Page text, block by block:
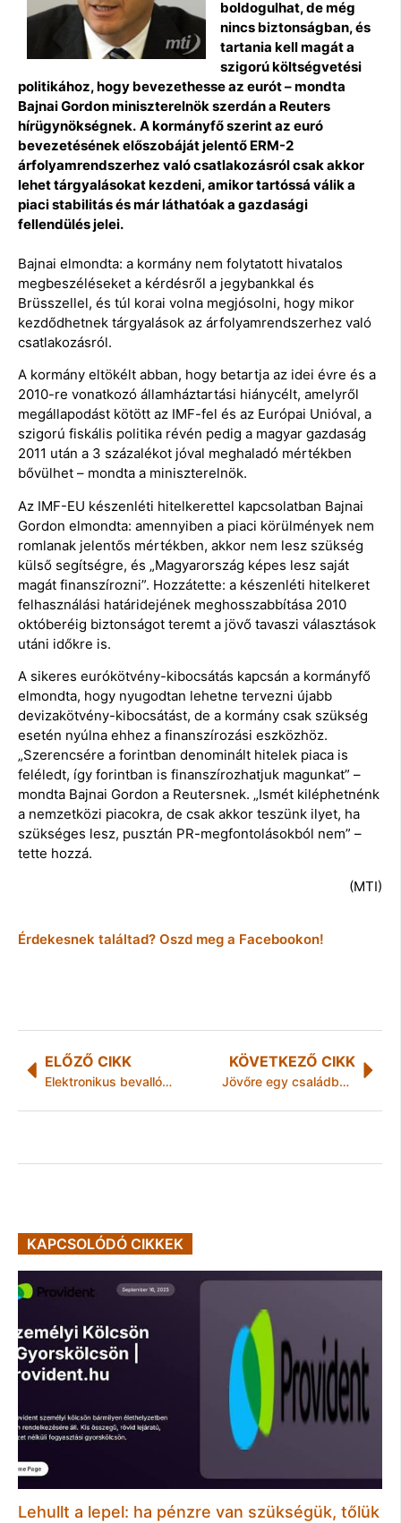
boldogulhat, de még
nincs biztonságban, és
tartania kell magát a
szigorú költségvetési
politikához, hogy bevezethesse az eurót – mondta
Bajnai Gordon miniszterelnök szerdán a Reuters
hírügynökségnek. A kormányfő szerint az euró
bevezetésének előszobáját jelentő ERM-2
árfolyamrendszerhez való csatlakozásról csak akkor
lehet tárgyalásokat kezdeni, amikor tartóssá válik a
piaci stabilitás és már láthatóak a gazdasági
fellendülés jelei.
Bajnai elmondta: a kormány nem folytatott hivatalos
megbeszéléseket a kérdésről a jegybankkal és
Brüsszellel, és túl korai volna megjósolni, hogy mikor
kezdődhetnek tárgyalások az árfolyamrendszerhez való
csatlakozásról.
A kormány eltökélt abban, hogy betartja az idei évre és a
2010-re vonatkozó államháztartási hiánycélt, amelyről
megállapodást kötött az IMF-fel és az Európai Unióval, a
szigorú fiskális politika révén pedig a magyar gazdaság
2011 után a 3 százalékot jóval meghaladó mértékben
bővülhet – mondta a miniszterelnök.
Az IMF-EU készenléti hitelkerettel kapcsolatban Bajnai
Gordon elmondta: amennyiben a piaci körülmények nem
romlanak jelentős mértékben, akkor nem lesz szükség
külső segítségre, és „Magyarország képes lesz saját
magát finanszírozni”. Hozzátette: a készenléti hitelkeret
felhasználási határidejének meghosszabbítása 2010
októberéig biztonságot teremt a jövő tavaszi választások
utáni időkre is.
A sikeres eurókötvény-kibocsátás kapcsán a kormányfő
elmondta, hogy nyugodtan lehetne tervezni újabb
devizakötvény-kibocsátást, de a kormány csak szükség
esetén nyúlna ehhez a finanszírozási eszközhöz.
„Szerencsére a forintban denominált hitelek piaca is
feléledt, így forintban is finanszírozhatjuk magunkat” –
mondta Bajnai Gordon a Reutersnek. „Ismét kiléphetnénk
a nemzetközi piacokra, de csak akkor teszünk ilyet, ha
szükséges lesz, pusztán PR-megfontolásokból nem” –
tette hozzá.
(MTI)
Érdekesnek találtad? Oszd meg a Facebookon!
ELŐZŐ CIKK
Elektronikus bevallók figyelmébe!
KÖVETKEZŐ CIKK
Jövőre egy családban csak egy ember kaphat rendelkezésre állási támogatást
KAPCSOLÓDÓ CIKKEK
Lehullt a lepel: ha pénzre van szükségük, tőlük